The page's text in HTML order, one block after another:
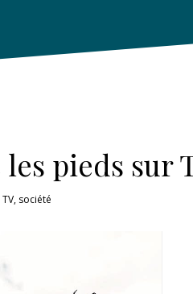
pieds sur
, société